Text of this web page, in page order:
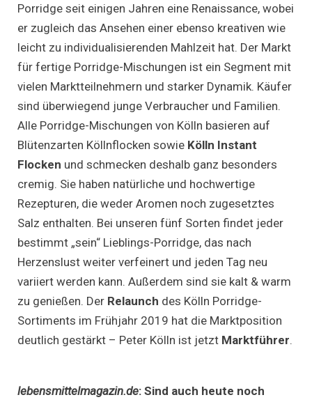
Porridge seit einigen Jahren eine Renaissance, wobei
er zugleich das Ansehen einer ebenso kreativen wie
leicht zu individualisierenden Mahlzeit hat. Der Markt
für fertige Porridge-Mischungen ist ein Segment mit
vielen Marktteilnehmern und starker Dynamik. Käufer
sind überwiegend junge Verbraucher und Familien.
Alle Porridge-Mischungen von Kölln basieren auf
Blütenzarten Köllnflocken sowie Kölln Instant
Flocken und schmecken deshalb ganz besonders
cremig. Sie haben natürliche und hochwertige
Rezepturen, die weder Aromen noch zugesetztes
Salz enthalten. Bei unseren fünf Sorten findet jeder
bestimmt „sein“ Lieblings-Porridge, das nach
Herzenslust weiter verfeinert und jeden Tag neu
variiert werden kann. Außerdem sind sie kalt & warm
zu genießen. Der Relaunch des Kölln Porridge-
Sortiments im Frühjahr 2019 hat die Marktposition
deutlich gestärkt – Peter Kölln ist jetzt Marktführer.
lebensmittelmagazin.de: Sind auch heute noch